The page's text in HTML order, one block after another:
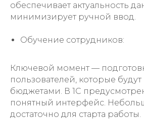
обеспечивает актуальность
минимизирует ручной ввод.
Обучение сотрудников:
Ключевой момент —
пользователей, которые будут
бюджетами. В 1С
понятный интерфейс.
достаточно для старта работы.